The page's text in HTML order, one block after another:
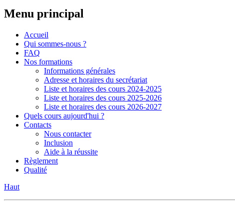
Menu principal
Accueil
Qui sommes-nous ?
FAQ
Nos formations
Informations générales
Adresse et horaires du secrétariat
Liste et horaires des cours 2024-2025
Liste et horaires des cours 2025-2026
Liste et horaires des cours 2026-2027
Quels cours aujourd'hui ?
Contacts
Nous contacter
Inclusion
Aide à la réussite
Règlement
Qualité
Haut